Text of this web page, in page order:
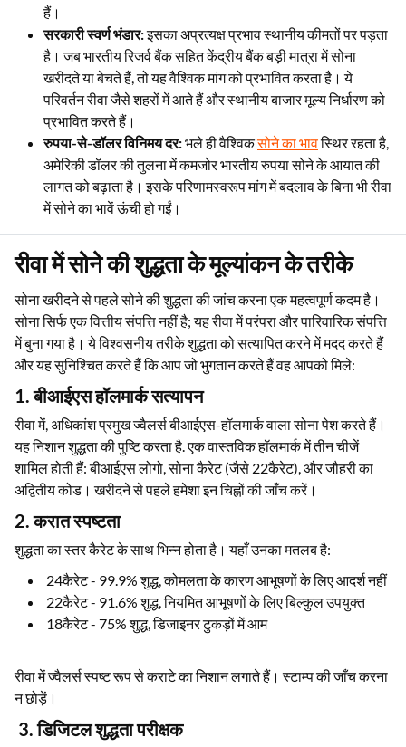
हैं।
सरकारी स्वर्ण भंडार:इसका अप्रत्यक्ष प्रभाव स्थानीय कीमतों पर पड़ता
है। जब भारतीय रिजर्व बैंक सहित केंद्रीय बैंक बड़ी मात्रा में सोना
खरीदते या बेचते हैं, तो यह वैश्विक मांग को प्रभावित करता है। ये
परिवर्तन रीवा जैसे शहरों में आते हैं और स्थानीय बाजार मूल्य निर्धारण को
प्रभावित करते हैं।
रुपया-से-डॉलर विनिमय दर:भले ही वैश्विकसोने का भावस्थिर रहता है,
अमेरिकी डॉलर की तुलना में कमजोर भारतीय रुपया सोने के आयात की
लागत को बढ़ाता है। इसके परिणामस्वरूप मांग में बदलाव के बिना भी रीवा
में सोने का भावें ऊंची हो गईं।
रीवा में सोने की शुद्धता के मूल्यांकन के तरीके
सोना खरीदने से पहले सोने की शुद्धता की जांच करना एक महत्वपूर्ण कदम है।
सोना सिर्फ एक वित्तीय संपत्ति नहीं है; यह रीवा में परंपरा और पारिवारिक संपत्ति
में बुना गया है। ये विश्वसनीय तरीके शुद्धता को सत्यापित करने में मदद करते हैं
और यह सुनिश्चित करते हैं कि आप जो भुगतान करते हैं वह आपको मिले:
1. बीआईएस हॉलमार्क सत्यापन
रीवा में, अधिकांश प्रमुख ज्वैलर्स बीआईएस-हॉलमार्क वाला सोना पेश करते हैं।
यह निशान शुद्धता की पुष्टि करता है. एक वास्तविक हॉलमार्क में तीन चीजें
शामिल होती हैं: बीआईएस लोगो, सोना कैरेट (जैसे 22कैरेट), और जौहरी का
अद्वितीय कोड। खरीदने से पहले हमेशा इन चिह्नों की जाँच करें।
2. करात स्पष्टता
शुद्धता का स्तर कैरेट के साथ भिन्न होता है। यहाँ उनका मतलब है:
24कैरेट - 99.9% शुद्ध, कोमलता के कारण आभूषणों के लिए आदर्श नहीं
22कैरेट - 91.6% शुद्ध, नियमित आभूषणों के लिए बिल्कुल उपयुक्त
18कैरेट - 75% शुद्ध, डिजाइनर टुकड़ों में आम
रीवा में ज्वैलर्स स्पष्ट रूप से कराटे का निशान लगाते हैं। स्टाम्प की जाँच करना
न छोड़ें।
3. डिजिटल शुद्धता परीक्षक